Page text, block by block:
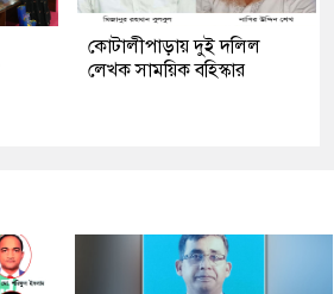
কোটালীপাড়ায় দুই দলিল
লেখক সাময়িক বহিস্কার